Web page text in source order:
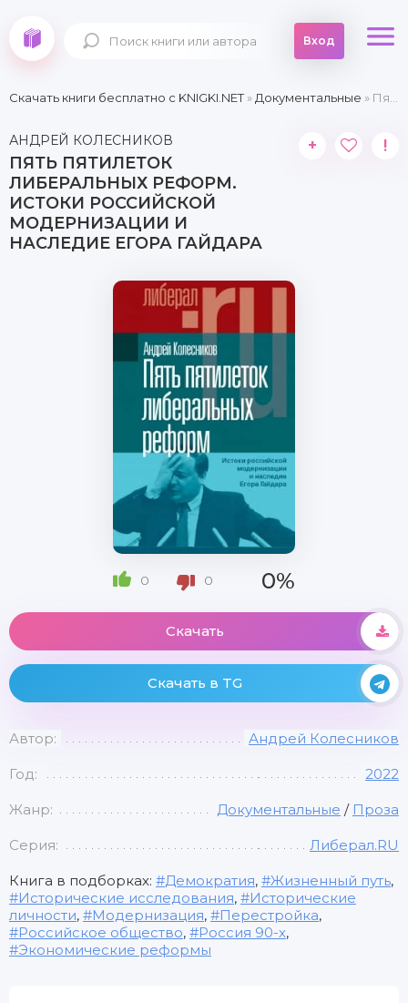
Вход
Скачать книги бесплатно c KNIGKI.NET» Документальные » Пять пятилеток либеральных реформ. Истоки российской модернизации и наследие Егора Гайдара
АНДРЕЙ КОЛЕСНИКОВ
ПЯТЬ ПЯТИЛЕТОК
ЛИБЕРАЛЬНЫХ РЕФОРМ.
ИСТОКИ РОССИЙСКОЙ
МОДЕРНИЗАЦИИ И
НАСЛЕДИЕ ЕГОРА ГАЙДАРА
+ !
0 0 0%
Скачать
Скачать в TG
Автор: Андрей Колесников
Год: 2022
Жанр: Документальные / Проза
Серия: Либерал.RU
Книга в подборках: Демократия, Жизненный путь,
Исторические исследования,
Исторические
личности, Модернизация, Перестройка,
Российское общество, Россия 90-х,
Экономические реформы